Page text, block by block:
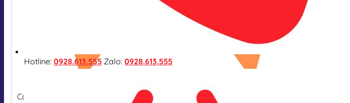
Hotline: 0928.613.555 Zalo: 0928.613.555
Cam kết hàng nhập khẩu chính hãng